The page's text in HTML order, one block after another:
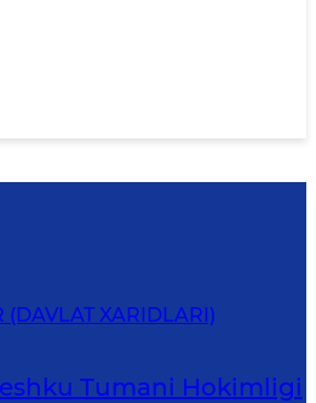
XARIDLARI)
Tumani Hokimligi